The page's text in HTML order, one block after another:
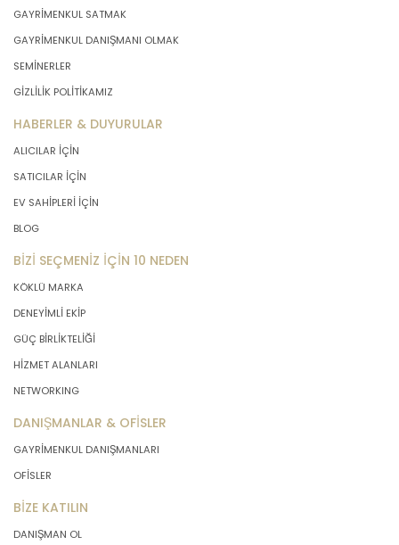
GAYRİMENKUL SATMAK
GAYRİMENKUL DANIŞMANI OLMAK
SEMİNERLER
GİZLİLİK POLİTİKAMIZ
HABERLER & DUYURULAR
ALICILAR İÇİN
SATICILAR İÇİN
EV SAHİPLERİ İÇİN
BLOG
BİZİ SEÇMENİZ İÇİN 10 NEDEN
KÖKLÜ MARKA
DENEYİMLİ EKİP
GÜÇ BİRLİKTELİĞİ
HİZMET ALANLARI
NETWORKING
DANIŞMANLAR & OFİSLER
GAYRİMENKUL DANIŞMANLARI
OFİSLER
BİZE KATILIN
DANIŞMAN OL